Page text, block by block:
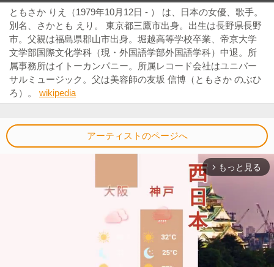
ともさか りえ（1979年10月12日 - ） は、日本の女優、歌手。
別名、さかとも えり。 東京都三鷹市出身。出生は長野県長野
市。父親は福島県郡山市出身。堀越高等学校卒業、帝京大学
文学部国際文化学科（現・外国語学部外国語学科）中退。所
属事務所はイトーカンパニー。所属レコード会社はユニバー
サルミュージック。父は美容師の友坂 信博（ともさか のぶひ
ろ）。 wikipedia
アーティストのページへ
arrow_forward_ios もっと見る